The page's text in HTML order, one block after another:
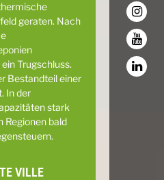
geraten. Nach
Trugschluss.
Bestandteil einer
In der
stark
Regionen bald
VILLE